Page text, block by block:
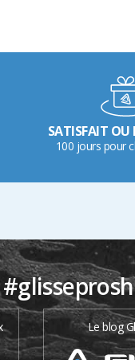
SATISFAIT OU
100 jours pour
Le blog